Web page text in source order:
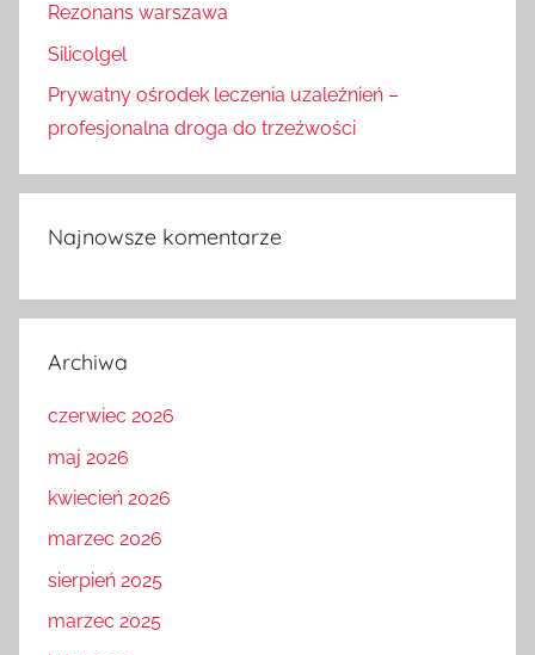
Rezonans warszawa
Silicolgel
Prywatny ośrodek leczenia uzależnień –
profesjonalna droga do trzeźwości
Najnowsze komentarze
Archiwa
czerwiec 2026
maj 2026
kwiecień 2026
marzec 2026
sierpień 2025
marzec 2025